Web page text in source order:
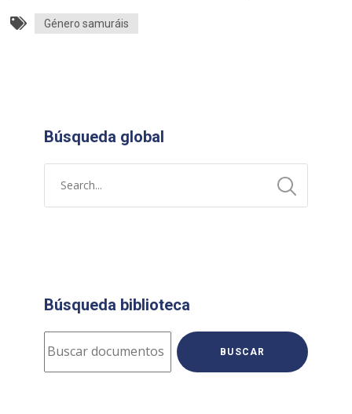
Género samuráis
Búsqueda global
Búsqueda biblioteca
BUSCAR